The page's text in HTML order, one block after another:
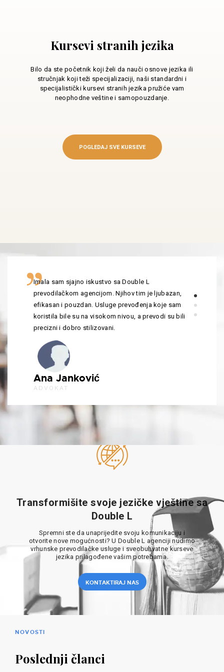
Kursevi stranih jezika
Bilo da ste početnik koji želi da nauči osnove jezika ili
stručnjak koji teži specijalizaciji, naši standardni i
specijalistički kursevi stranih jezika pružiće vam
neophodne veštine i samopouzdanje.
POGLEDAJ SVE KURSEVE
Imala sam sjajno iskustvo sa Double L
prevodilačkom agencijom. Njihov tim je ljubazan,
efikasan i pouzdan. Usluge prevođenja koje sam
koristila bile su na visokom nivou, a prevodi su bili
precizni i dobro stilizovani.
Ana Janković
ADVOKAT
Transformišite svoje jezičke vještine sa
Double L
Spremni ste da unaprijedite svoju komunikaciju i
otvorite nove mogućnosti? U Double L agenciji nudimo
vrhunske prevodilačke usluge i sveobuhvatne kurseve
jezika prilagođene vašim potrebama.
KONTAKTIRAJ NAS
NOVOSTI
Poslednji članci